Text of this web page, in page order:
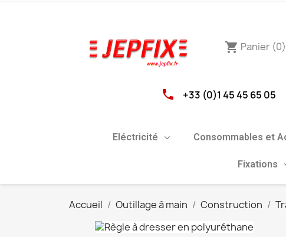
shopping_cart Panier (0)
phone +33 (0)1 45 45 65 05
Eléctricité Consommables et
Fixations
Accueil Outillage à main Construction